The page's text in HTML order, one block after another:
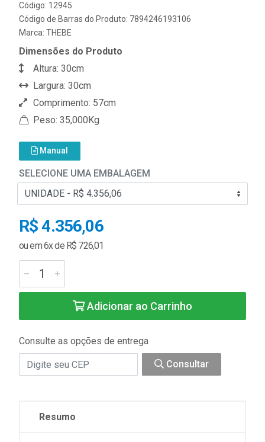
Código: 12945
Código de Barras do Produto: 7894246193106
Marca: THEBE
Dimensões do Produto
Altura: 30cm
Largura: 30cm
Comprimento: 57cm
Peso: 35,000Kg
Manual
SELECIONE UMA EMBALAGEM
R$ 4.356,06
ou em 6x de R$ 726,01
Adicionar ao Carrinho
Consulte as opções de entrega
Consultar
Resumo